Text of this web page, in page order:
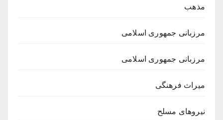
مذهب
مرزبانی جمهوری اسلامی
مرزبانی جمهوری اسلامی
میراث فرهنگی
نیروهای مسلح